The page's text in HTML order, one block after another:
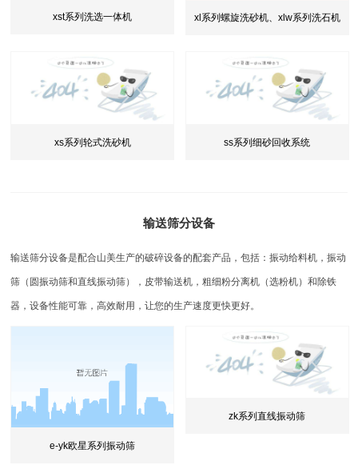
xst系列洗选一体机 xl系列螺旋洗砂机、xlw系列洗石机
xs系列轮式洗砂机 ss系列细砂回收系统
输送筛分设备
输送筛分设备是配合山美生产的破碎设备的配套产品，包括：振动给料机，振动
筛（圆振动筛和直线振动筛），皮带输送机，粗细粉分离机（选粉机）和除铁
器，设备性能可靠，高效耐用，让您的生产速度更快更好。
e-yk欧星系列振动筛
zk系列直线振动筛